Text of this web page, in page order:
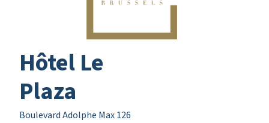
Hôtel Le
Plaza
Boulevard Adolphe Max 126